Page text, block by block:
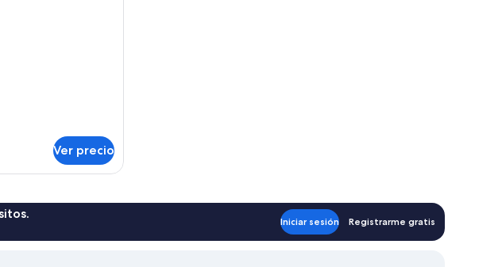
Ver precio
Iniciar sesión Registrarme gratis